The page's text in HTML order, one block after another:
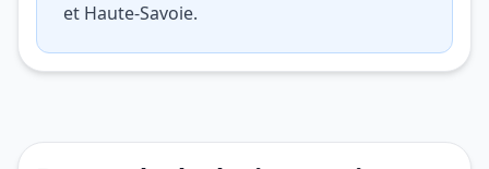
et Haute-Savoie.